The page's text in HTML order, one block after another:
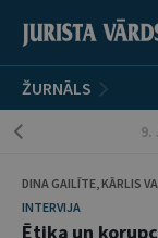
ŽURNĀLS
9.
DINA GAILĪTE, KĀRLIS
INTERVIJA
Ētika un